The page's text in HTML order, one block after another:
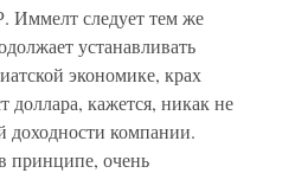
следует тем же
устанавливать
экономике, крах
доллара, кажется, никак не
доходности компании.
принципе, очень